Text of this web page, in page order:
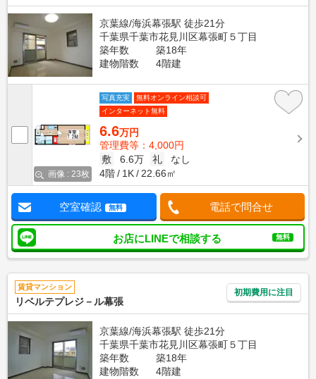
京葉線/海浜幕張駅 徒歩21分
千葉県千葉市花見川区幕張町５丁目
築年数
築18年
建物階数
4階建
画像 : 23枚
写真充実
無料オンライン相談可
インターネット無料
6.6万円
管理費等：4,000円
敷
6.6万 礼
なし
4階
1K 22.66㎡
空室確認 無料 電話で問合せ
お店にLINEで相談する 無料
賃貸マンション
リベルテプレジ－ル幕張
初期費用に注目
京葉線/海浜幕張駅 徒歩21分
千葉県千葉市花見川区幕張町５丁目
築年数
築18年
建物階数
4階建